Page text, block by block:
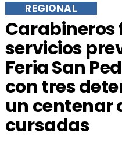
Carabineros
servicios
Feria San
con tres
un centenar
cursadas
REGIONAL